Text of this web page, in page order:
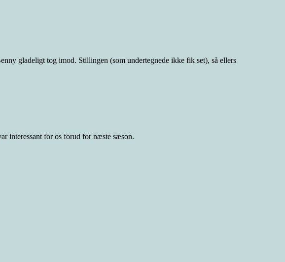
gladeligt tog imod. Stillingen (som undertegnede ikke fik set), så ellers
interessant for os forud for næste sæson.